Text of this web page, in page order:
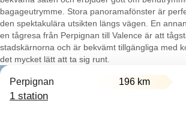
bagageutrymme. Stora panoramafönster är
den spektakulära utsikten längs vägen. En
en tågresa från Perpignan till Valence är att
stadskärnorna och är bekvämt tillgängliga med
det mycket lätt att ta sig runt.
Perpignan 196 km
1 station